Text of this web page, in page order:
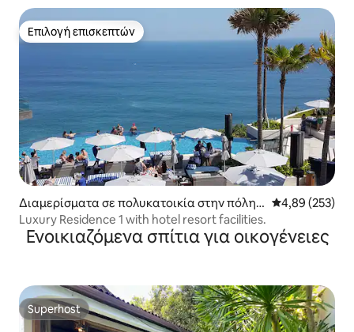
Επιλογή επισκεπτών
Επιλογή επισκεπτών
Διαμερίσματα σε πολυκατοικία στην πόλη
Kuta Selatan
Μέση
4,89 (253)
Luxury Residence 1 with hotel resort facilities.
Ενοικιαζόμενα σπίτια για οικογένειες
Superhost
Superhost